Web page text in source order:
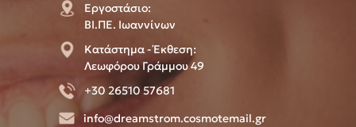
Εργοστάσιο:
ΒΙ.ΠΕ. Ιωαννίνων
Κατάστημα - Έκθεση:
Λεωφόρου Γράμμου 49
+30 26510 57681
info@dreamstrom.cosmotemail.gr